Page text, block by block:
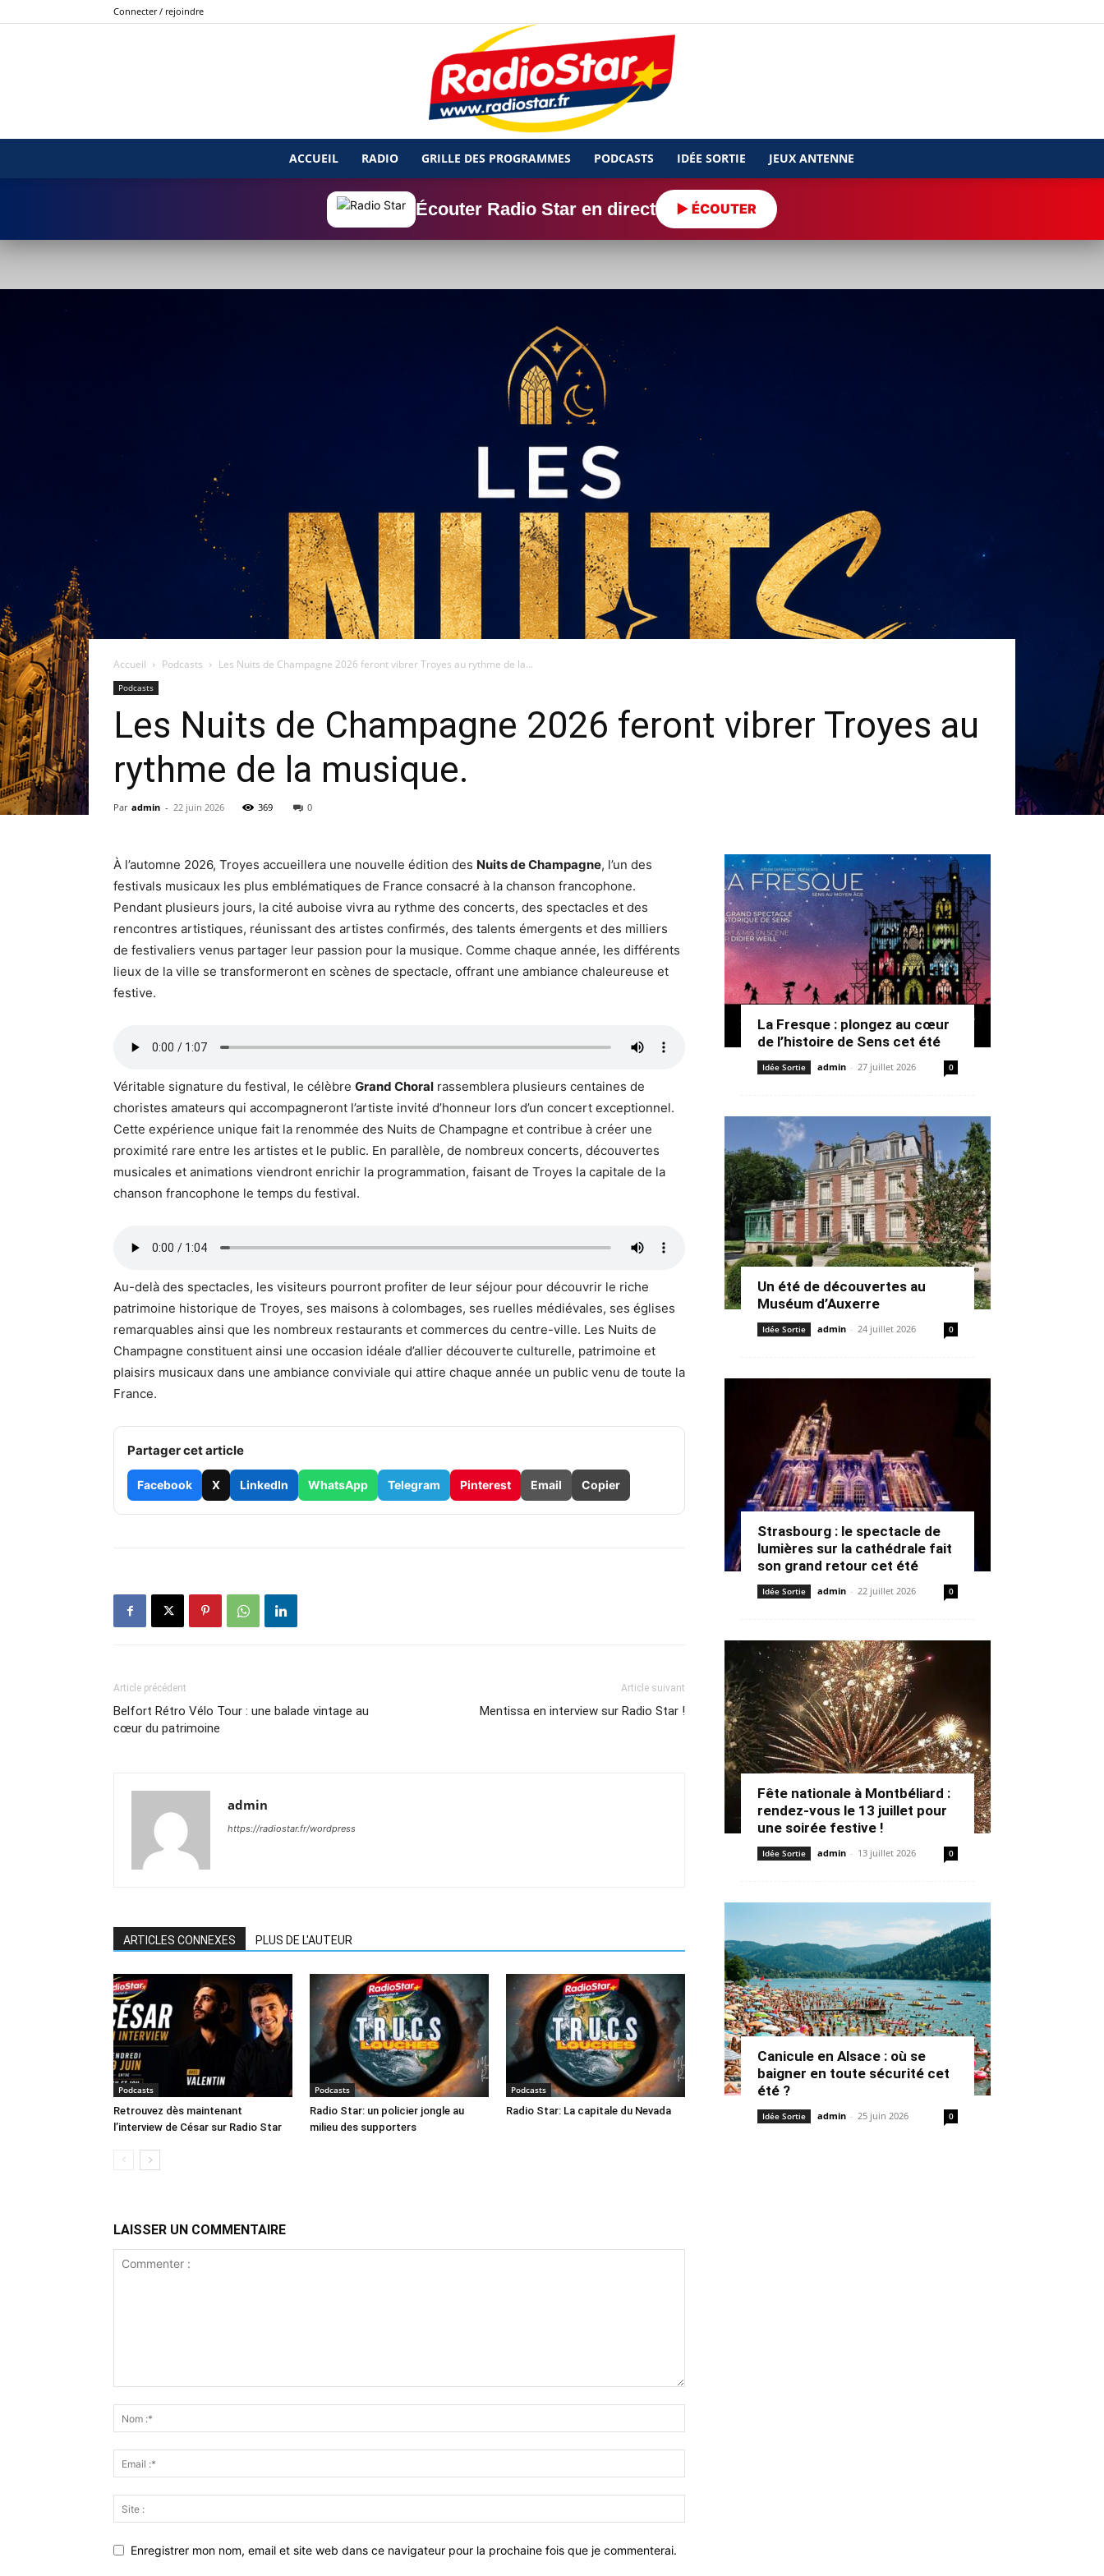
Connecter / rejoindre
ACCUEIL RADIO GRILLE DES PROGRAMMES PODCASTS IDÉE SORTIE JEUX ANTENNE
Écouter Radio Star en direct ▶ ÉCOUTER
Accueil Podcasts Les Nuits de Champagne 2026 feront vibrer Troyes au rythme de la...
Podcasts
Les Nuits de Champagne 2026 feront vibrer Troyes au
rythme de la musique.
Par admin - 22 juin 2026 369 0
À l’automne 2026, Troyes accueillera une nouvelle édition des Nuits de Champagne, l’un des
festivals musicaux les plus emblématiques de France consacré à la chanson francophone.
Pendant plusieurs jours, la cité auboise vivra au rythme des concerts, des spectacles et des
rencontres artistiques, réunissant des artistes confirmés, des talents émergents et des milliers
de festivaliers venus partager leur passion pour la musique. Comme chaque année, les différents
lieux de la ville se transformeront en scènes de spectacle, offrant une ambiance chaleureuse et
festive.
Véritable signature du festival, le célèbre Grand Choral rassemblera plusieurs centaines de
choristes amateurs qui accompagneront l’artiste invité d’honneur lors d’un concert exceptionnel.
Cette expérience unique fait la renommée des Nuits de Champagne et contribue à créer une
proximité rare entre les artistes et le public. En parallèle, de nombreux concerts, découvertes
musicales et animations viendront enrichir la programmation, faisant de Troyes la capitale de la
chanson francophone le temps du festival.
Au-delà des spectacles, les visiteurs pourront profiter de leur séjour pour découvrir le riche
patrimoine historique de Troyes, ses maisons à colombages, ses ruelles médiévales, ses églises
remarquables ainsi que les nombreux restaurants et commerces du centre-ville. Les Nuits de
Champagne constituent ainsi une occasion idéale d’allier découverte culturelle, patrimoine et
plaisirs musicaux dans une ambiance conviviale qui attire chaque année un public venu de toute la
France.
Partager cet article
Facebook X LinkedIn WhatsApp Telegram Pinterest Email Copier
Article précédent
Belfort Rétro Vélo Tour : une balade vintage au
cœur du patrimoine
Article suivant
Mentissa en interview sur Radio Star !
admin
https://radiostar.fr/wordpress
ARTICLES CONNEXES PLUS DE L'AUTEUR
Podcasts
Retrouvez dès maintenant
l’interview de César sur Radio Star
Podcasts
Radio Star: un policier jongle au
milieu des supporters
Podcasts
Radio Star: La capitale du Nevada
LAISSER UN COMMENTAIRE
Enregistrer mon nom, email et site web dans ce navigateur pour la prochaine fois que je commenterai.
La Fresque : plongez au cœur
de l’histoire de Sens cet été
Idée Sortie admin - 27 juillet 2026 0
Un été de découvertes au
Muséum d’Auxerre
Idée Sortie admin - 24 juillet 2026 0
Strasbourg : le spectacle de
lumières sur la cathédrale fait
son grand retour cet été
Idée Sortie admin - 22 juillet 2026 0
Fête nationale à Montbéliard :
rendez-vous le 13 juillet pour
une soirée festive !
Idée Sortie admin - 13 juillet 2026 0
Canicule en Alsace : où se
baigner en toute sécurité cet
été ?
Idée Sortie admin - 25 juin 2026 0